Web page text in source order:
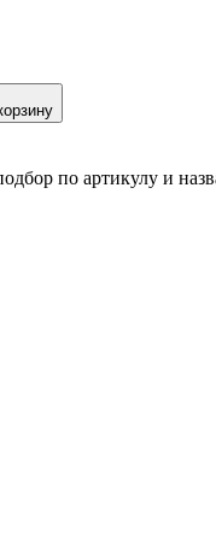
по артикулу и